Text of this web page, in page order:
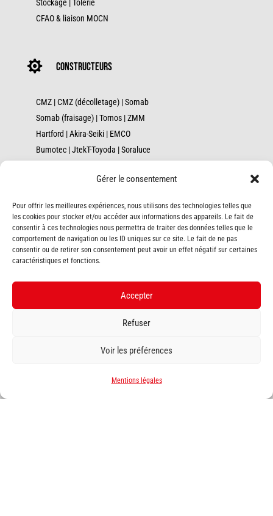
Gérer le consentement
Pour offrir les meilleures expériences, nous utilisons des technologies telles que
les cookies pour stocker et/ou accéder aux informations des appareils. Le fait de
consentir à ces technologies nous permettra de traiter des données telles que le
comportement de navigation ou les ID uniques sur ce site. Le fait de ne pas
consentir ou de retirer son consentement peut avoir un effet négatif sur certaines
caractéristiques et fonctions.
Accepter
Refuser
Voir les préférences
Mentions légales
Stockage |Tôlerie
CFAO & liaison MOCN
 constructeurs
CMZ|CMZ (décolletage)|Somab
Somab (fraisage)|Tornos|ZMM
Hartford |Akira-Seiki| EMCO
Bumotec|JtekT-Toyoda |Soraluce
Kasto (stockage)
Cincinnati|Alzmetall|Remo
Unitech-Troyan|Infotop